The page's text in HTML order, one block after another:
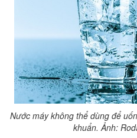
Nước máy không thể dùng để
khuẩn. Ảnh: